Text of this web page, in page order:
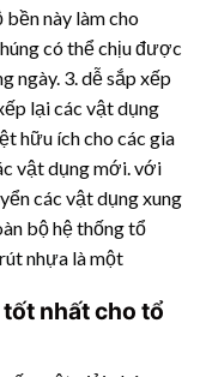
bền này làm cho
có thể chịu được
ngày. 3. dễ sắp xếp
lại các vật dụng
hữu ích cho các gia
vật dụng mới. với
các vật dụng xung
bộ hệ thống tổ
nhựa là một
tốt nhất cho tổ